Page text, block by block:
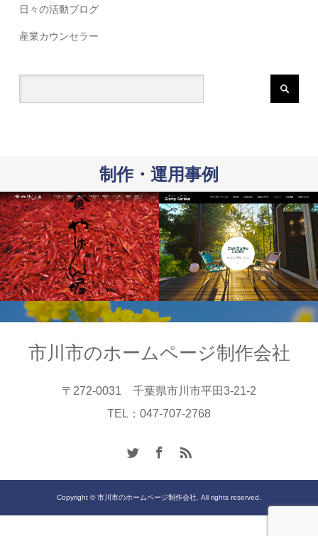
日々の活動ブログ
産業カウンセラー
制作・運用事例
市川市のホームページ制作会社
〒272-0031 千葉県市川市平田3-21-2
TEL：047-707-2768
Copyright © 市川市のホームページ制作会社. All rights reserved.